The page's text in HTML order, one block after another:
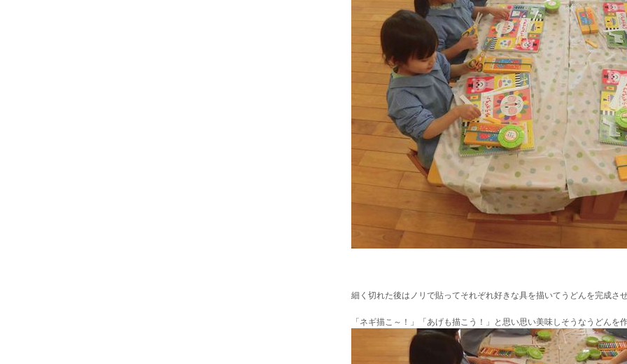
細く切れた後はノリで貼ってそれぞれ好きな具を描いてうどんを完成さ
「ネギ描こ～！」「あげも描こう！」と思い思い美味しそうなうどんを